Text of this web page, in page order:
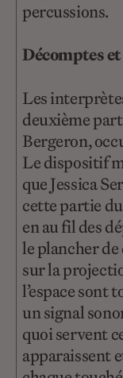
percussions.
Décomptes
Les
deuxième
Bergeron,
Le dispositif
que Jessica
cette partie
en au fil des
le plancher
sur la
l’espace sont
un signal
quoi servent
apparaissent